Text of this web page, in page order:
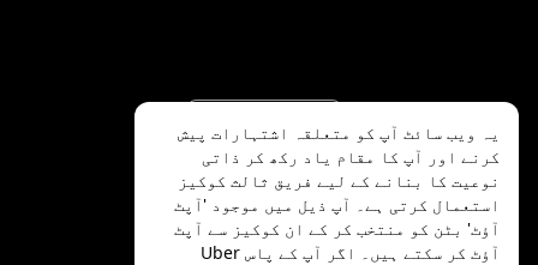
©
2026
.Uber Technologies Inc
یہ ویب سائٹ آپ کو متعلقہ اشتہارات پیش
کرنے اور آپ کا مقام یاد رکھ کر ذاتی
نوعیت کا بنانے کے لیے فریق ثالث کوکیز
استعمال کرتی ہے۔ آپ ذیل میں موجود 'آپٹ
آؤٹ' بٹن کو منتخب کر کے ان کوکیز سے آپٹ
آؤٹ کر سکتے ہیں۔ اگر آپ کے پاس Uber